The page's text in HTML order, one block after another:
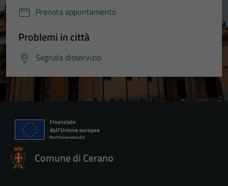
Prenota appuntamento
Problemi in città
Segnala disservizio
Comune di Cerano